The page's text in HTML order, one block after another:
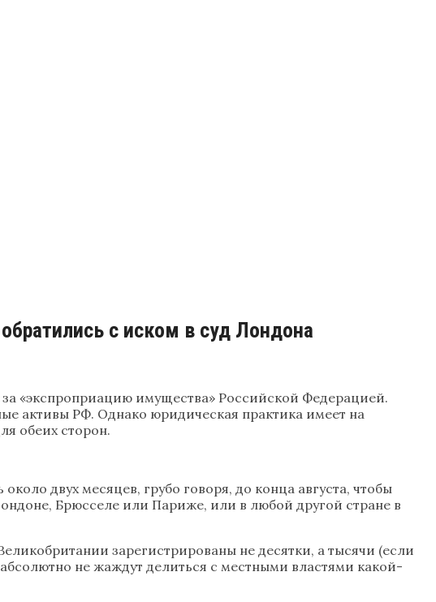
с иском в суд Лондона
«экспроприацию имущества» Российской Федерацией.
активы РФ. Однако юридическая практика имеет на
обеих сторон.
двух месяцев, грубо говоря, до конца августа, чтобы
Брюсселе или Париже, или в любой другой стране в
зарегистрированы не десятки, а тысячи (если
не жаждут делиться с местными властями какой-